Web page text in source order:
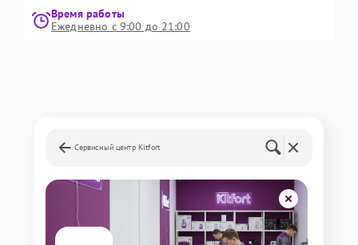
Время работы
Ежедневно с 9:00 до 21:00
Сервисный центр Kitfort